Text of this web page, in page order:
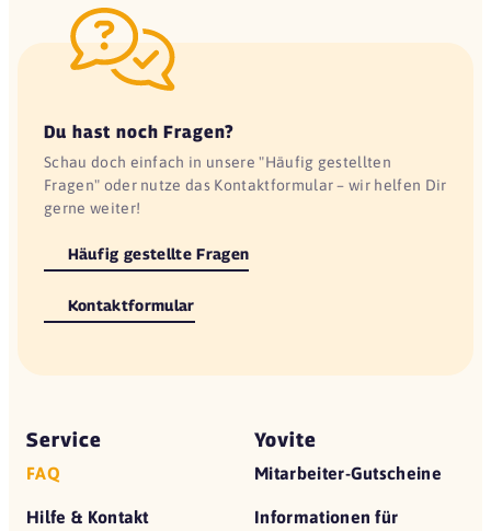
Du hast noch Fragen?
Schau doch einfach in unsere "Häufig gestellten
Fragen" oder nutze das Kontaktformular – wir helfen Dir
gerne weiter!
Häufig gestellte Fragen
Kontaktformular
Service
FAQ
Hilfe & Kontakt
Yovite
Mitarbeiter-Gutscheine
Informationen für